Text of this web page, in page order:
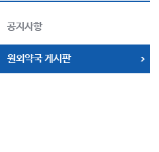
공지사항
원외약국 게시판